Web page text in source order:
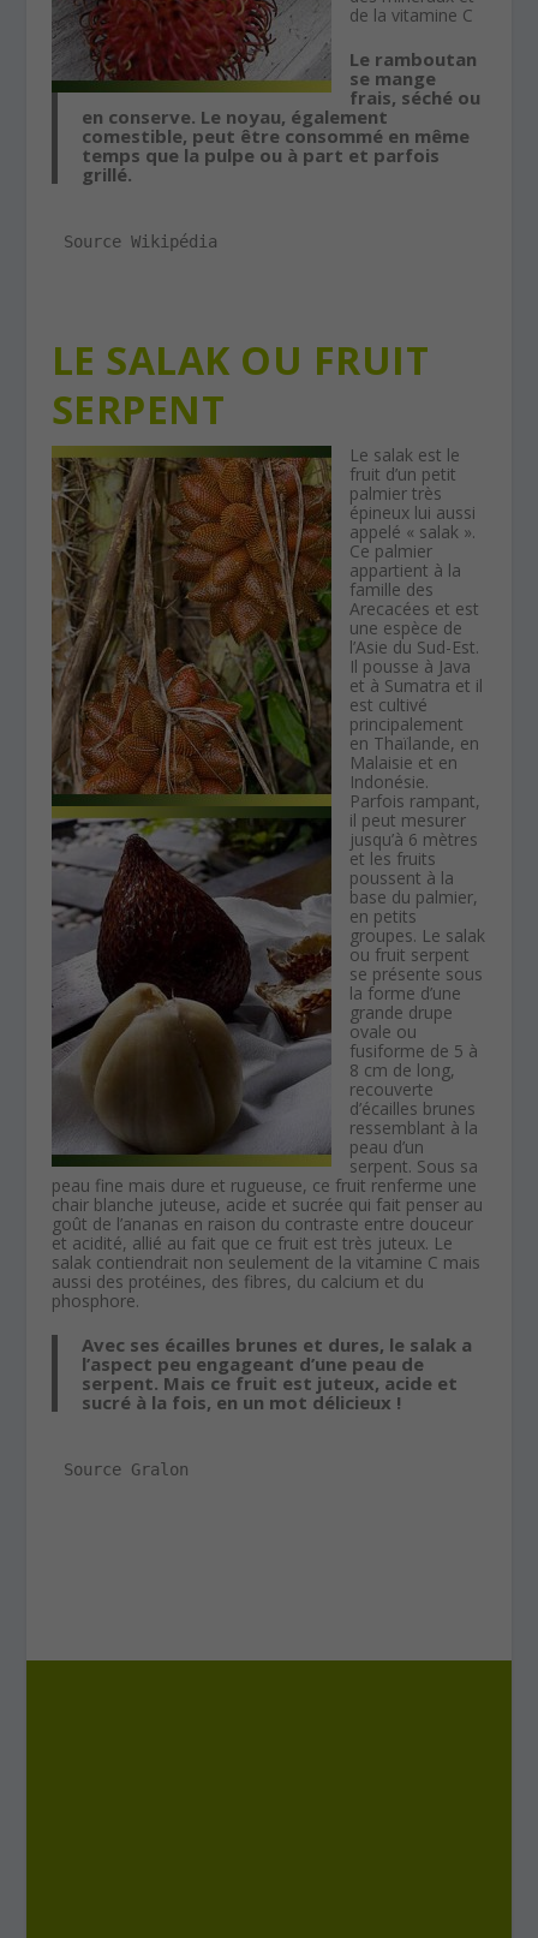
de la vitamine C
Le ramboutan
se mange
frais, séché ou
en conserve. Le noyau, également
comestible, peut être consommé en même
temps que la pulpe ou à part et parfois
grillé.
Source Wikipédia
LE SALAK OU FRUIT
SERPENT
Le salak est le
fruit d’un petit
palmier très
épineux lui aussi
appelé « salak ».
Ce palmier
appartient à la
famille des
Arecacées et est
une espèce de
l’Asie du Sud-Est.
Il pousse à Java
et à Sumatra et il
est cultivé
principalement
en Thaïlande, en
Malaisie et en
Indonésie.
Parfois rampant,
il peut mesurer
jusqu’à 6 mètres
et les fruits
poussent à la
base du palmier,
en petits
groupes. Le salak
ou fruit serpent
se présente sous
la forme d’une
grande drupe
ovale ou
fusiforme de 5 à
8 cm de long,
recouverte
d’écailles brunes
ressemblant à la
peau d’un
serpent. Sous sa
peau fine mais dure et rugueuse, ce fruit renferme une
chair blanche juteuse, acide et sucrée qui fait penser au
goût de l’ananas en raison du contraste entre douceur
et acidité, allié au fait que ce fruit est très juteux. Le
salak contiendrait non seulement de la vitamine C mais
aussi des protéines, des fibres, du calcium et du
phosphore.
Avec ses écailles brunes et dures, le salak a
l’aspect peu engageant d’une peau de
serpent. Mais ce fruit est juteux, acide et
sucré à la fois, en un mot délicieux !
Source Gralon